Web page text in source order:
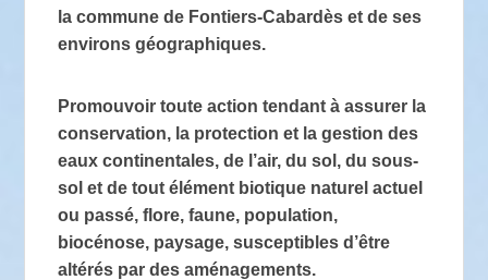
la commune de Fontiers-Cabardès et de ses
environs géographiques.
Promouvoir toute action tendant à assurer la
conservation, la protection et la gestion des
eaux continentales, de l’air, du sol, du sous-
sol et de tout élément biotique naturel actuel
ou passé, flore, faune, population,
biocénose, paysage, susceptibles d’être
altérés par des aménagements.